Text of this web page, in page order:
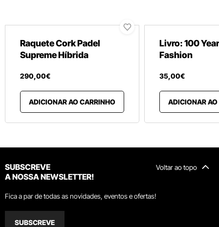
Raquete Cork Padel
Supreme Híbrida
290,00€
ADICIONAR AO CARRINHO
Livro: 100
Fashion
35,00€
ADICIONAR
Voltar ao topo
SUBSCREVE
A NOSSA NEWSLETTER!
Fica a par de todas as novidades, eventos e ofertas!
SUBSCREVE